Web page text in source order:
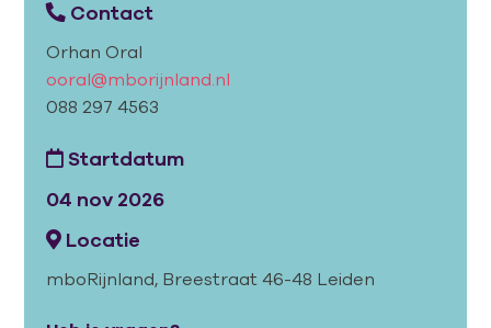
Contact
Orhan Oral
ooral@mborijnland.nl
088 297 4563
Startdatum
04 nov 2026
Locatie
mboRijnland, Breestraat 46-48 Leiden